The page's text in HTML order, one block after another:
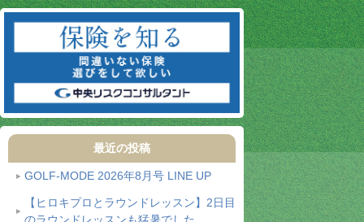
最近の投稿
GOLF-MODE 2026年8月号 LINE UP
【ヒロキプロとラウンドレッスン】2日目
のラウンドレッスンも猛暑でした。